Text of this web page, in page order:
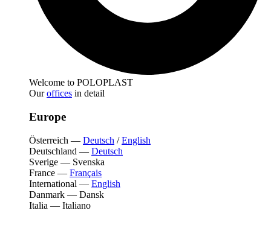
Welcome to POLOPLAST
Ouroffices in detail
Europe
Österreich — Deutsch /English
Deutschland — Deutsch
Sverige — Svenska
France — Français
International — English
Danmark — Dansk
Italia — Italiano